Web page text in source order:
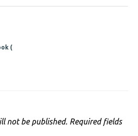
(
not be published. Required fields